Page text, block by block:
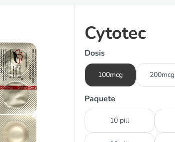
Cytotec
Dosis
100mcg 200mcg
Paquete
10 pill